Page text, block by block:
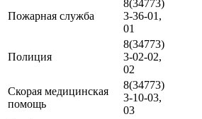
Пожарная служба
8(34773)
3-36-01,
01
Полиция
8(34773)
3-02-02,
02
Скорая медицинская
помощь
8(34773)
3-10-03,
03